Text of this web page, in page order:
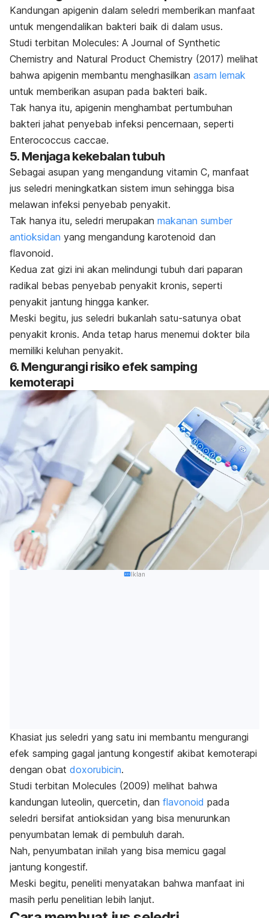
Kandungan apigenin dalam seledri memberikan manfaat
untuk mengendalikan bakteri baik di dalam usus.
Studi terbitan Molecules: A Journal of Synthetic
Chemistry and Natural Product Chemistry (2017) melihat
bahwa apigenin membantu menghasilkan asam lemak
untuk memberikan asupan pada bakteri baik.
Tak hanya itu, apigenin menghambat pertumbuhan
bakteri jahat penyebab infeksi pencernaan, seperti
Enterococcus caccae.
5. Menjaga kekebalan tubuh
Sebagai asupan yang mengandung vitamin C, manfaat
jus seledri meningkatkan sistem imun sehingga bisa
melawan infeksi penyebab penyakit.
Tak hanya itu, seledri merupakan makanan sumber
antioksidan yang mengandung karotenoid dan
flavonoid.
Kedua zat gizi ini akan melindungi tubuh dari paparan
radikal bebas penyebab penyakit kronis, seperti
penyakit jantung hingga kanker.
Meski begitu, jus seledri bukanlah satu-satunya obat
penyakit kronis. Anda tetap harus menemui dokter bila
memiliki keluhan penyakit.
6. Mengurangi risiko efek samping
kemoterapi
Iklan
Khasiat jus seledri yang satu ini membantu mengurangi
efek samping gagal jantung kongestif akibat kemoterapi
dengan obat doxorubicin.
Studi terbitan Molecules (2009) melihat bahwa
kandungan luteolin, quercetin, dan flavonoid pada
seledri bersifat antioksidan yang bisa menurunkan
penyumbatan lemak di pembuluh darah.
Nah, penyumbatan inilah yang bisa memicu gagal
jantung kongestif.
Meski begitu, peneliti menyatakan bahwa manfaat ini
masih perlu penelitian lebih lanjut.